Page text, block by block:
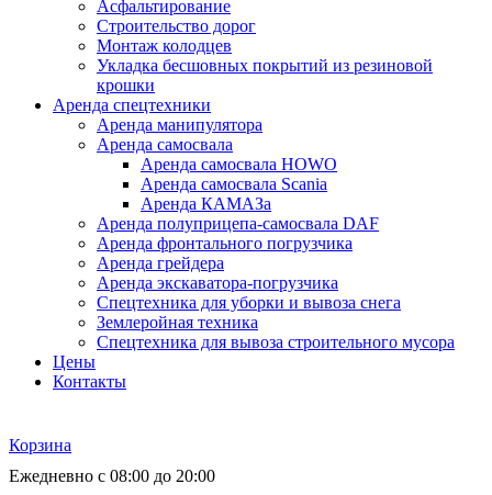
Асфальтирование
Строительство дорог
Монтаж колодцев
Укладка бесшовных покрытий из резиновой
крошки
Аренда спецтехники
Аренда манипулятора
Аренда самосвала
Аренда самосвала HOWO
Аренда самосвала Scania
Аренда КАМАЗа
Аренда полуприцепа-самосвала DAF
Аренда фронтального погрузчика
Аренда грейдера
Аренда экскаватора-погрузчика
Спецтехника для уборки и вывоза снега
Землеройная техника
Спецтехника для вывоза строительного мусора
Цены
Контакты
Корзина
Ежедневно с 08:00 до 20:00